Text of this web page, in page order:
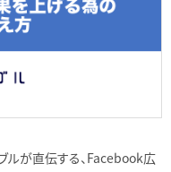
ルが直伝する、Facebook広